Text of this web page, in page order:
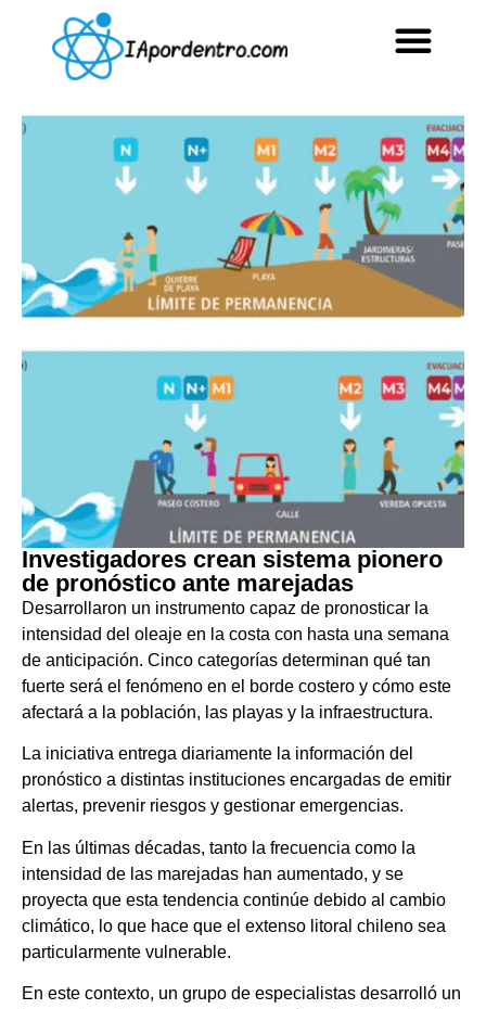
Investigadores crean sistema pionero
de pronóstico ante marejadas
Desarrollaron un instrumento capaz de pronosticar la
intensidad del oleaje en la costa con hasta una semana
de anticipación. Cinco categorías determinan qué tan
fuerte será el fenómeno en el borde costero y cómo este
afectará a la población, las playas y la infraestructura.
La iniciativa entrega diariamente la información del
pronóstico a distintas instituciones encargadas de emitir
alertas, prevenir riesgos y gestionar emergencias.
En las últimas décadas, tanto la frecuencia como la
intensidad de las marejadas han aumentado, y se
proyecta que esta tendencia continúe debido al cambio
climático, lo que hace que el extenso litoral chileno sea
particularmente vulnerable.
En este contexto, un grupo de especialistas desarrolló un